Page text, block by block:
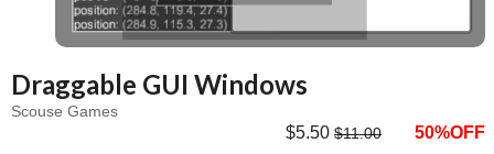
Draggable GUI Windows
Scouse Games
$5.50 $11.00 50%OFF